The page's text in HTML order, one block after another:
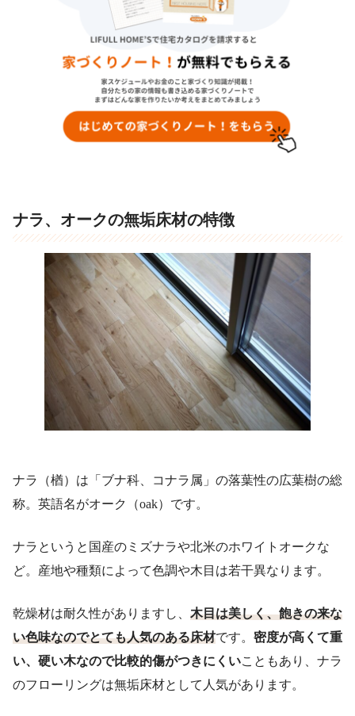
ナラ、オークの無垢床材の特徴
ナラ（楢）は「ブナ科、コナラ属」の落葉性の広葉樹の総
称。英語名がオーク（oak）です。
ナラというと国産のミズナラや北米のホワイトオークな
ど。産地や種類によって色調や木目は若干異なります。
乾燥材は耐久性がありますし、 木目は美しく、飽きの来な
い色味なのでとても人気のある床材です。 密度が高くて重
い、硬い木なので比較的傷がつきにくいこともあり、ナラ
のフローリングは無垢床材として人気があります。